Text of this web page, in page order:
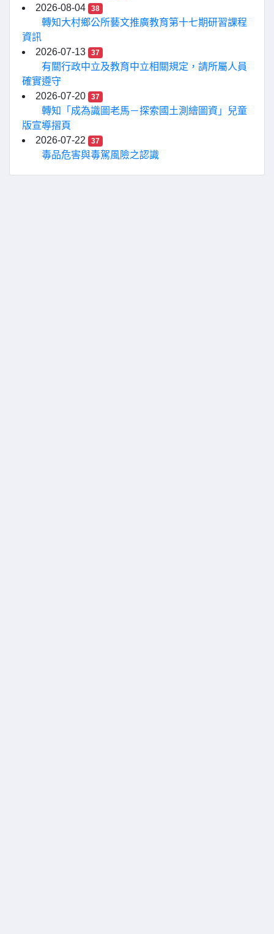
2026-08-04
38
轉知大村鄉公所藝文推廣教育第十七期研習課程
資訊
2026-07-13
37
有關行政中立及教育中立相關規定，請所屬人員
確實遵守
2026-07-20
37
轉知「成為識圖老馬－探索國土測繪圖資」兒童
版宣導摺頁
2026-07-22
37
毒品危害與毒駕風險之認識